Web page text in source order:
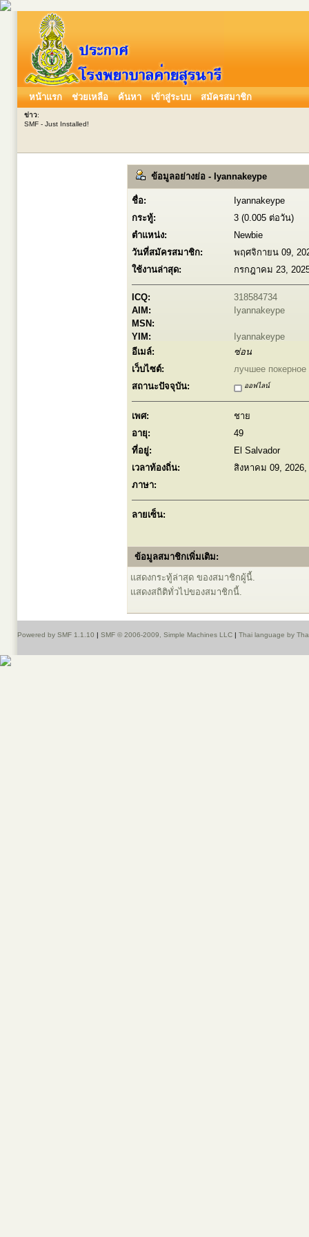
หน้าแรก ช่วยเหลือ ค้นหา เข้าสู่ระบบ สมัครสมาชิก
ข่าว:
SMF - Just Installed!
ข้อมูลอย่างย่อ - Iyannakeype
ชื่อ:
Iyannakeype
กระทู้:
3 (0.005 ต่อวัน)
ตำแหน่ง:
Newbie
วันที่สมัครสมาชิก:
พฤศจิกายน 09,
ใช้งานล่าสุด:
กรกฎาคม 23,
ICQ:
318584734
AIM:
Iyannakeype
MSN:
YIM:
Iyannakeype
อีเมล์:
ซ่อน
เว็บไซต์:
лучшее покерное
สถานะปัจจุบัน:
ออฟไลน์
เพศ:
ชาย
อายุ:
49
ที่อยู่:
El Salvador
เวลาท้องถิ่น:
สิงหาคม 09, 2026,
ภาษา:
ลายเซ็น:
ข้อมูลสมาชิกเพิ่มเติม:
แสดงกระทู้ล่าสุด ของสมาชิกผู้นี้.
แสดงสถิติทั่วไปของสมาชิกนี้.
Powered by SMF 1.1.10 | SMF © 2006-2009, Simple Machines LLC | Thai language by